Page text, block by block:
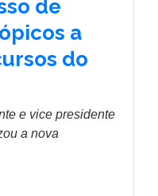
de
a
do
e vice presidente
a nova